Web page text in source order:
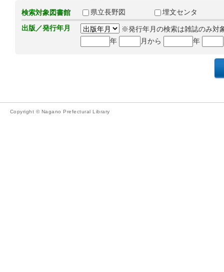
検索対象図書館 県立長野図
埋文センタ
出版／発行年月
※発行年月の検索は雑誌のみ対
年
月から 年
Copyright © Nagano Prefectural Library